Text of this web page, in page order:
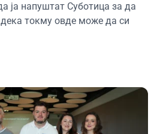
ја напуштат Суботица за да
токму овде може да си